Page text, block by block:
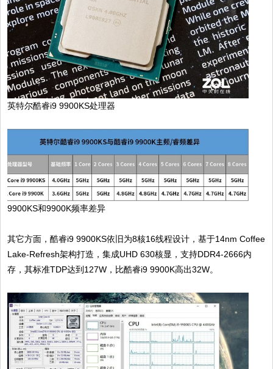
英特尔酷睿i9 9900KS处理器
9900KS和9900K频率差异
其它方面，酷睿i9 9900KS依旧为8核16线程设计，基于14nm Coffee
Lake-Refresh架构打造，集成UHD 630核显，支持DDR4-2666内
存，其标准TDP达到127W，比酷睿i9 9900K高出32W。